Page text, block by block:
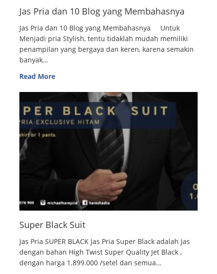
Jas Pria dan 10 Blog yang Membahasnya
Jas Pria dan 10 Blog yang Membahasnya Untuk
Menjadi pria Stylish, tentu tidaklah mudah memiliki
penampilan yang bergaya dan keren, karena semakin
banyak…
Read More
Super Black Suit
Jas Pria SUPER BLACK Jas Pria Super Black adalah Jas
dengan bahan High Twist Super Quality Jet Black ,
dengan harga 1.899.000 /setel dan semua…